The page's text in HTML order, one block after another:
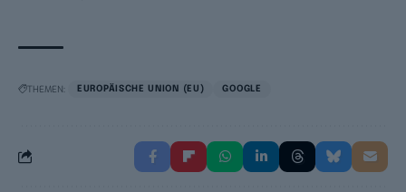
THEMEN: EUROPÄISCHE UNION (EU) GOOGLE